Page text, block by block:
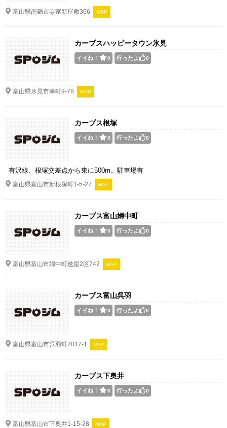
富山県南砺市寺家新屋敷366 MAP
カーブスハッピータウン氷見
イイね！ 0 行ったよ 0
富山県氷見市幸町9-78 MAP
カーブス根塚
イイね！ 0 行ったよ 0
有沢線、根塚交差点から東に500m。駐車場有
富山県富山市新根塚町1-5-27 MAP
カーブス富山婦中町
イイね！ 0 行ったよ 0
富山県富山市婦中町速星2区742 MAP
カーブス富山呉羽
イイね！ 0 行ったよ 0
富山県富山市呉羽町7017-1 MAP
カーブス下奥井
イイね！ 0 行ったよ 0
富山県富山市下奥井1-15-28 MAP